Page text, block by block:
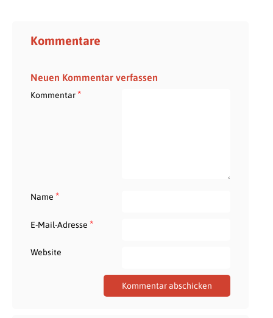
Kommentare
Neuen Kommentar verfassen
Kommentar*
Name *
E-Mail-Adresse *
Website